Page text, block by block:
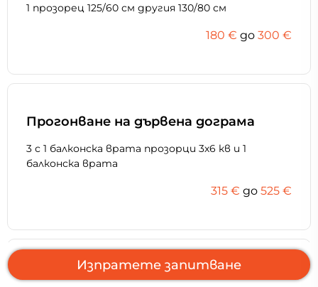
Изпратете запитване
1 прозорец 125/60 см другия 130/80 см
180 € дo 300 €
Прогонване на дървена дограма
3 с 1 балконска врата прозорци 3х6 кв и 1
балконска врата
315 € дo 525 €
Дървени первази